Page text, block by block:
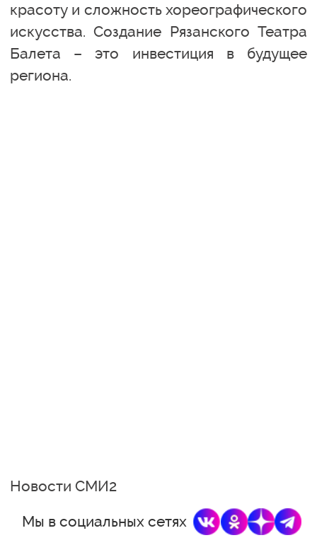
красоту и сложность хореографического
искусства. Создание Рязанского Театра
Балета – это инвестиция в будущее
региона.
Новости СМИ2
Мы в социальных сетях